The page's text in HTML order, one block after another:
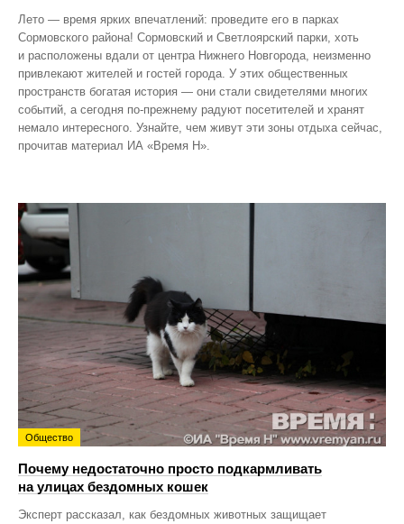
Лето — время ярких впечатлений: проведите его в парках
Сормовского района! Сормовский и Светлоярский парки, хоть
и расположены вдали от центра Нижнего Новгорода, неизменно
привлекают жителей и гостей города. У этих общественных
пространств богатая история — они стали свидетелями многих
событий, а сегодня по‑прежнему радуют посетителей и хранят
немало интересного. Узнайте, чем живут эти зоны отдыха сейчас,
прочитав материал ИА «Время Н».
Общество
Почему недостаточно просто подкармливать
на улицах бездомных кошек
Эксперт рассказал, как бездомных животных защищает